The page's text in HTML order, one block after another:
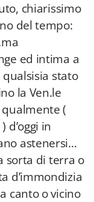
chiarissimo
del tempo:
ed intima a
stato
la Ven.le
qualmente (
d’oggi in
astenersi…
sorta di terra o
d’immondizia
canto o vicino